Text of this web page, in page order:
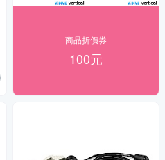
商品折價券
100元